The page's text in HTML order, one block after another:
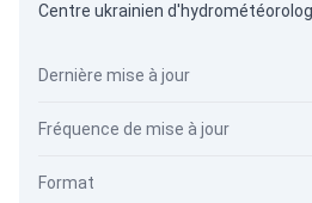
Centre ukrainien
Dernière mise à jour
Fréquence de mise à jour
Format